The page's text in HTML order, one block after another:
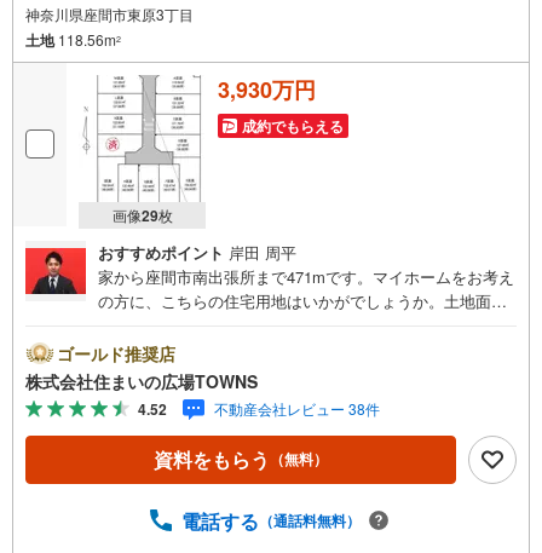
神奈川県座間市東原3丁目
土地118.56m2
画像29枚
3,930万円
成約でもらえる
おすすめポイント 岸田 周平
家から座間市南出張所まで471mです。マイホームをお考え
の方に、こちらの住宅用地はいかがでしょうか。土地面積
に立地しています。土地購入をお考えの方におすすめなの
がこちらの売地。第一種中高層住居専用地域は、住むこと
を目的とした地域なので、住みやすい環境です。【年中無
休/9:00～21:00】人気物件は特にお問い合わせが集中する
ため、お早めにお電話下さい。「室内・現地を見学する」
ボタンよりご予約頂くとご見学がスムーズです。■その他、
フプランのシミュレーション■住まいの広場TOWNSからお
ゴールド推奨店
株式会社住まいの広場TOWNS
4.52 不動産会社レビュー 38件
資料をもらう （無料）
電話する （通話料無料）